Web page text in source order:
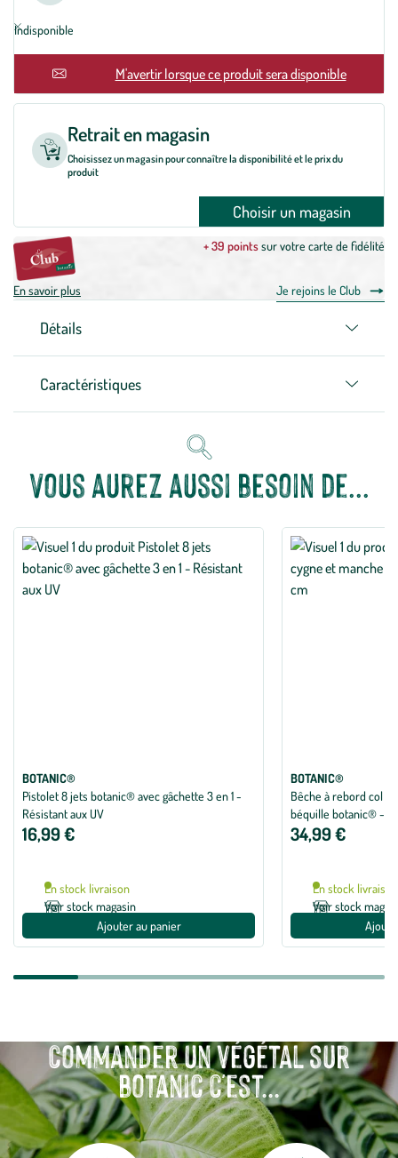
Indisponible
En rupture M'avertir lorsque ce produit sera disponible
Retrait en magasin
Choisissez un magasin pour connaître la disponibilité et le prix du
produit
Choisir un magasin
+ 39 pointssur votre carte de fidélité
En savoir plus Je rejoins le Club
Détails
Caractéristiques
Vous aurez aussi besoin de...
BOTANIC®
Pistolet 8 jets botanic® avec gâchette 3 en 1 -
Résistant aux UV
16,99 €
En stock livraison
Voir stock magasin
Ajouter au panier
BOTANIC®
Bêche à rebord col
béquille botanic® -
34,99 €
En stock livraison
Voir stock
Commander un végétal sur
botanic c'est...